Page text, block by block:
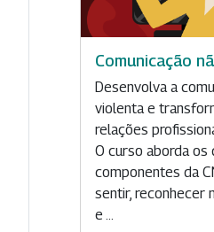
Comunicação
Desenvolva a
violenta e
relações
O curso aborda os
componentes da
sentir, reconhecer
e ...